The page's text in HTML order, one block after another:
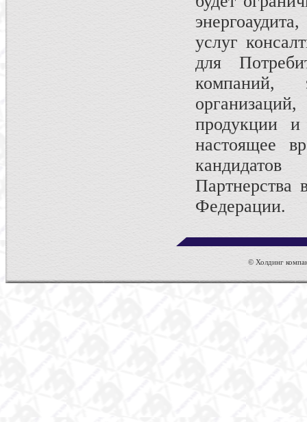
услуг
для
компаний,
продукции
настоящее
Партнерства
Федерации.
© Холдинг